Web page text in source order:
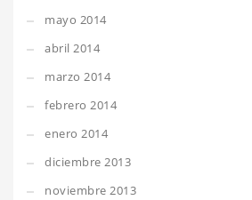
mayo 2014
abril 2014
marzo 2014
febrero 2014
enero 2014
diciembre 2013
noviembre 2013